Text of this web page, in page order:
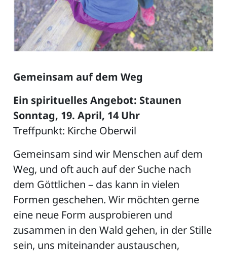
Gemeinsam auf dem Weg
Ein spirituelles Angebot: Staunen
Sonntag, 19. April, 14 Uhr
Treffpunkt: Kirche Oberwil
Gemeinsam sind wir Menschen auf dem
Weg, und oft auch auf der Suche nach
dem Göttlichen – das kann in vielen
Formen geschehen. Wir möchten gerne
eine neue Form ausprobieren und
zusammen in den Wald gehen, in der Stille
sein, uns miteinander austauschen,